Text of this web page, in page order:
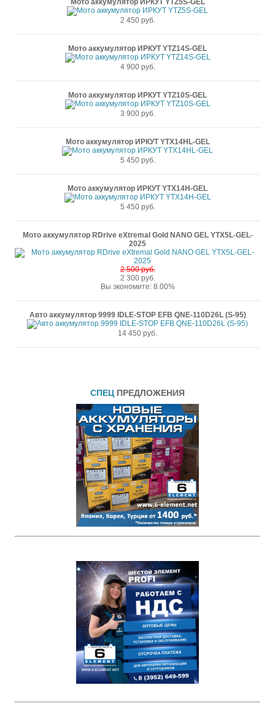
СПЕЦ ПРЕДЛОЖЕНИЯ
Мото аккумулятор ИРКУТ YTZ5S-GEL
2 450 руб.
Мото аккумулятор ИРКУТ YTZ14S-GEL
4 900 руб.
Мото аккумулятор ИРКУТ YTZ10S-GEL
3 900 руб.
Мото аккумулятор ИРКУТ YTX14HL-GEL
5 450 руб.
Мото аккумулятор ИРКУТ YTX14H-GEL
5 450 руб.
Мото аккумулятор RDrive eXtremal Gold NANO GEL YTX5L-GEL-
2025
2 500 руб.
2 300 руб.
Вы экономите: 8.00%
Авто аккумулятор 9999 IDLE-STOP EFB QNE-110D26L (S-95)
14 450 руб.